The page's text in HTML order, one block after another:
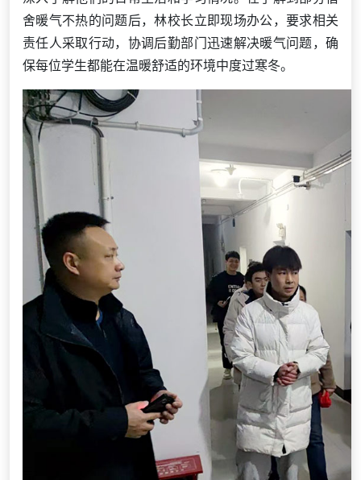
舍暖气不热的问题后，林校长立即现场办公，要求相关
责任人采取行动，协调后勤部门迅速解决暖气问题，确
保每位学生都能在温暖舒适的环境中度过寒冬。